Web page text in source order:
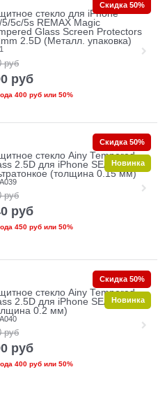
стекло для iPhone
5/5c/5s REMAX Magic
Glass Screen Protectors
2.5D (Металл. упаковка)
руб
руб
400 рубили 50%
Скидка 50%
стекло Ainy Tempered
2.5D для iPhone SE/5/5c/5s
(толщина 0.15 мм)
руб
руб
450 рубили 50%
Скидка 50%
Новинка
стекло Ainy Tempered
2.5D для iPhone SE/5/5c/5s
0.2 мм)
руб
руб
400 рубили 50%
Скидка 50%
Новинка